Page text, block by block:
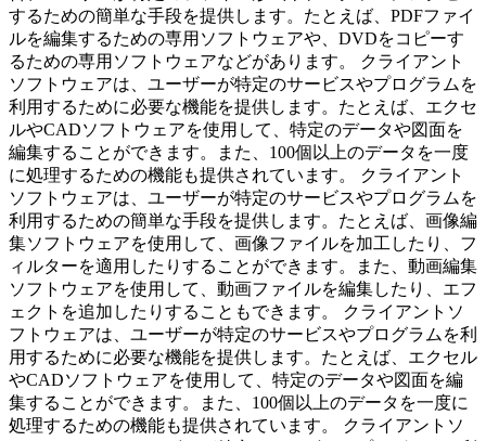
するための簡単な手段を提供します。たとえば、PDFファイ
ルを編集するための専用ソフトウェアや、DVDをコピーす
るための専用ソフトウェアなどがあります。 クライアント
ソフトウェアは、ユーザーが特定のサービスやプログラムを
利用するために必要な機能を提供します。たとえば、エクセ
ルやCADソフトウェアを使用して、特定のデータや図面を
編集することができます。また、100個以上のデータを一度
に処理するための機能も提供されています。 クライアント
ソフトウェアは、ユーザーが特定のサービスやプログラムを
利用するための簡単な手段を提供します。たとえば、画像編
集ソフトウェアを使用して、画像ファイルを加工したり、フ
ィルターを適用したりすることができます。また、動画編集
ソフトウェアを使用して、動画ファイルを編集したり、エフ
ェクトを追加したりすることもできます。 クライアントソ
フトウェアは、ユーザーが特定のサービスやプログラムを利
用するために必要な機能を提供します。たとえば、エクセル
やCADソフトウェアを使用して、特定のデータや図面を編
集することができます。また、100個以上のデータを一度に
処理するための機能も提供されています。 クライアントソ